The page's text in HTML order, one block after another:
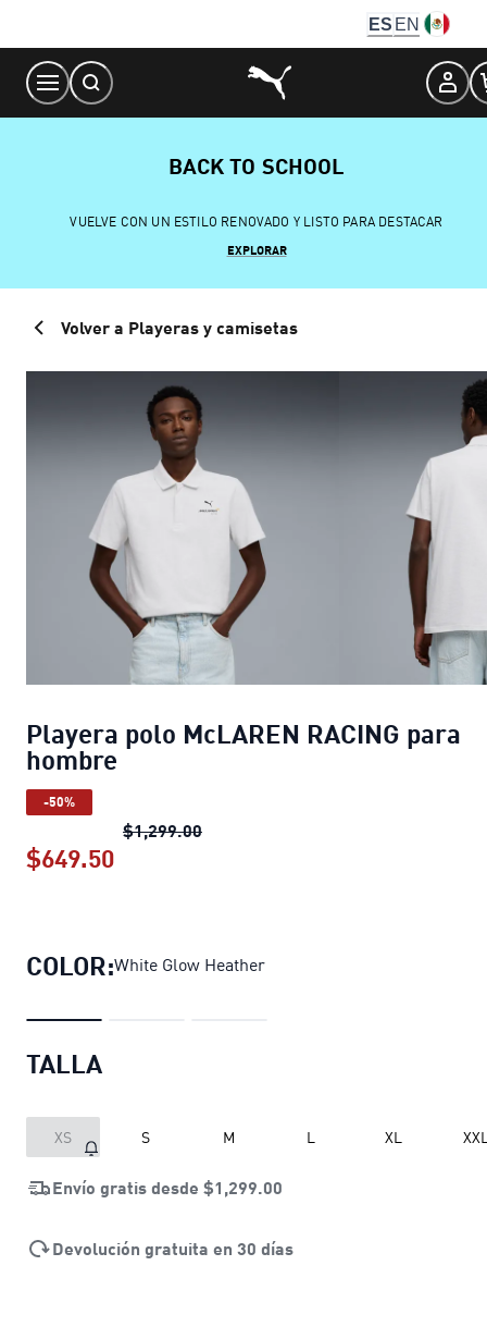
Content
ES EN
BACK TO SCHOOL
VUELVE CON UN ESTILO RENOVADO Y LISTO PARA DESTACAR
EXPLORAR
Volver a Playeras y camisetas
Playera polo McLAREN RACING para
hombre
-50%
$1,299.00Playera polo McLAREN RACING
$649.50
COLOR:White Glow Heather
TALLA
XS S M L XL
Envío gratis desde $1,299.00
Devolución gratuita en 30 días